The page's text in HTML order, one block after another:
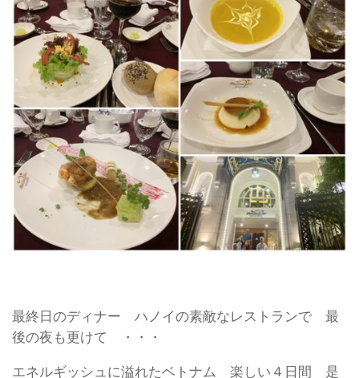
最終日のディナー ハノイの素敵なレストランで 最
後の夜も更けて ・・・
エネルギッシュに溢れたベトナム 楽しい４日間 是